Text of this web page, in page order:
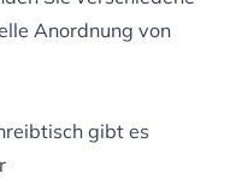
Anordnung von
gibt es